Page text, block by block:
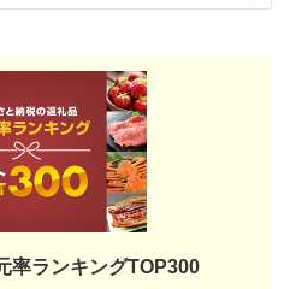
率ランキングTOP300